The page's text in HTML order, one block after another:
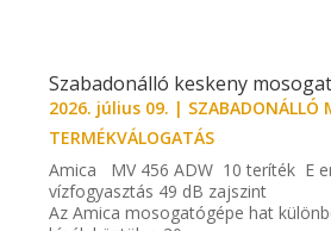
Szabadonálló keskeny
2026. július 09. | SZABADONÁLLÓ
TERMÉKVÁLOGATÁS
Amica MV 456 ADW 10 teríték E
vízfogyasztás 49 dB zajszint
Az Amica mosogatógépe hat